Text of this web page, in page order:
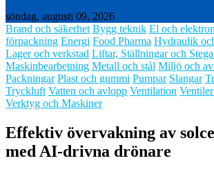
söndag, augusti 09, 2026
Brand och säkerhet Bygg teknik El och
förpackning Energi Food Pharma Hydraulik
Lager och verkstad Liftar, Ställningar och
Maskinbearbetning Metall och stål Miljö och
Packningar Plast och gummi Pumpar Slangar
Tryckluft Vatten och avlopp Ventilation
Verktyg och Maskiner
Effektiv övervakning av
med AI-drivna drönare